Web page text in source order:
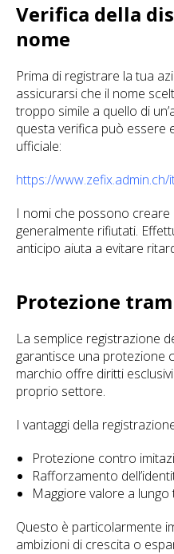
Verifica della
nome
Prima di registrare la tua
assicurarsi che il nome
troppo simile a quello di
questa verifica può essere
ufficiale:
https://
I nomi che possono
generalmente rifiutati.
anticipo aiuta a evitare
Protezione
La semplice registrazione
garantisce una protezione
marchio offre diritti
proprio settore.
I vantaggi della
Protezione contro
Rafforzamento
Maggiore valore a lungo
Questo è particolarmente
ambizioni di crescita o